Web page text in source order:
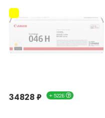
34828 ₽ + 522Б